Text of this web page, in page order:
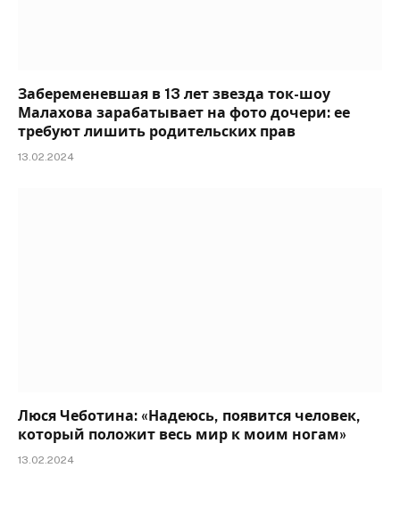
Забеременевшая в 13 лет звезда ток-шоу
Малахова зарабатывает на фото дочери: ее
требуют лишить родительских прав
13.02.2024
Люся Чеботина: «Надеюсь, появится человек,
который положит весь мир к моим ногам»
13.02.2024